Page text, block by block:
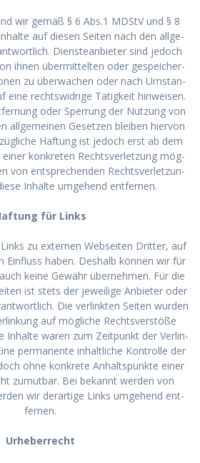
wir gemäß § 6 Abs.1 MDStV und § 8
auf die­sen Sei­ten nach den all­ge­
Diens­te­an­bie­ter sind jedoch
ihnen über­mit­tel­ten oder gespei­cher­
zu über­wa­chen oder nach Umstän­
eine rechts­wid­ri­ge Tätig­keit hin­wei­sen.
oder Sper­rung der Nut­zung von
all­ge­mei­nen Geset­zen blei­ben hier­von
Haf­tung ist jedoch erst ab dem
kon­kre­ten Rechts­ver­let­zung mög­
von ent­spre­chen­den Rechts­ver­let­zun­
Inhal­te umge­hend ent­fer­nen.
für Links
zu exter­nen Web­sei­ten Drit­ter, auf
Ein­fluss haben. Des­halb kön­nen wir für
kei­ne Gewähr über­neh­men. Für die
ist stets der jewei­li­ge Anbie­ter oder
Die ver­link­ten Sei­ten wur­den
auf mög­li­che Rechts­ver­stö­ße
Inhal­te waren zum Zeit­punkt der Ver­lin­
per­ma­nen­te inhalt­li­che Kon­trol­le der
ohne kon­kre­te Anhalts­punk­te einer
zumut­bar. Bei bekannt wer­den von
wir der­ar­ti­ge Links umge­hend ent­
fer­nen.
Urhe­ber­recht